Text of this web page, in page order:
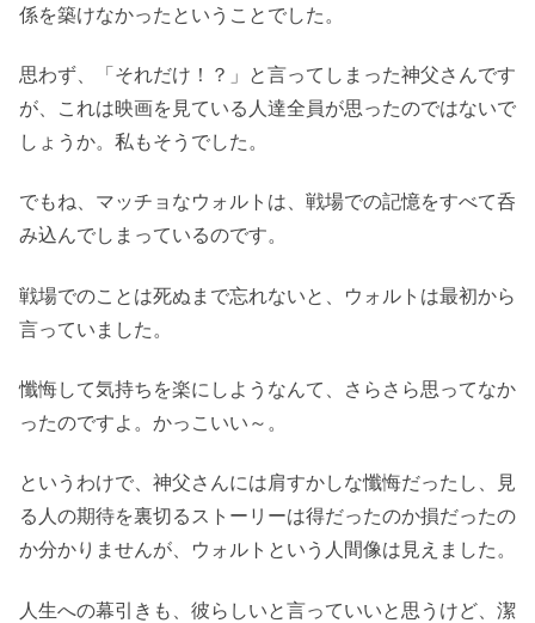
係を築けなかったということでした。
思わず、「それだけ！？」と言ってしまった神父さんです
が、これは映画を見ている人達全員が思ったのではないで
しょうか。私もそうでした。
でもね、マッチョなウォルトは、戦場での記憶をすべて呑
み込んでしまっているのです。
戦場でのことは死ぬまで忘れないと、ウォルトは最初から
言っていました。
懺悔して気持ちを楽にしようなんて、さらさら思ってなか
ったのですよ。かっこいい～。
というわけで、神父さんには肩すかしな懺悔だったし、見
る人の期待を裏切るストーリーは得だったのか損だったの
か分かりませんが、ウォルトという人間像は見えました。
人生への幕引きも、彼らしいと言っていいと思うけど、潔